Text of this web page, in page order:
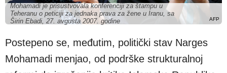
AFP
Mohamadi je prisustvovala konferenciji za štampu u
Teheranu o peticiji za jednaka prava za žene u Iranu, sa
Širin Ebadi, 27. avgusta 2007. godine
Postepeno se, međutim, politički stav Narges
Mohamadi menjao, od podrške strukturalnoj